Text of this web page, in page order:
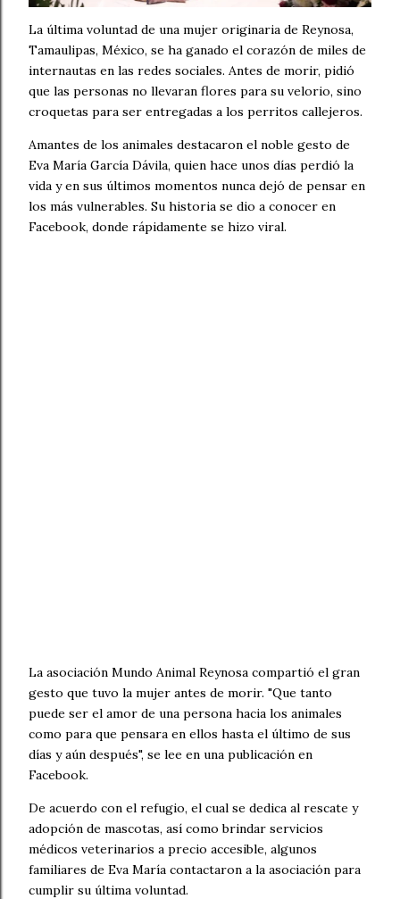
La última voluntad de una mujer originaria de Reynosa,
Tamaulipas, México, se ha ganado el corazón de miles de
internautas en las redes sociales. Antes de morir, pidió
que las personas no llevaran flores para su velorio, sino
croquetas para ser entregadas a los perritos callejeros.
Amantes de los animales destacaron el noble gesto de
Eva María García Dávila, quien hace unos días perdió la
vida y en sus últimos momentos nunca dejó de pensar en
los más vulnerables. Su historia se dio a conocer en
Facebook, donde rápidamente se hizo viral.
La asociación Mundo Animal Reynosa compartió el gran
gesto que tuvo la mujer antes de morir. "Que tanto
puede ser el amor de una persona hacia los animales
como para que pensara en ellos hasta el último de sus
días y aún después", se lee en una publicación en
Facebook.
De acuerdo con el refugio, el cual se dedica al rescate y
adopción de mascotas, así como brindar servicios
médicos veterinarios a precio accesible, algunos
familiares de Eva María contactaron a la asociación para
cumplir su última voluntad.